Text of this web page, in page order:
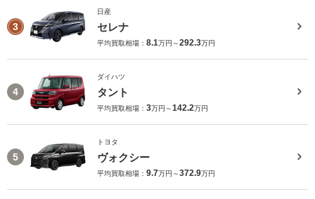
3
日産
セレナ
平均買取相場： 8.1万円～292.3万円
4
ダイハツ
タント
平均買取相場： 3万円～142.2万円
5
トヨタ
ヴォクシー
平均買取相場： 9.7万円～372.9万円